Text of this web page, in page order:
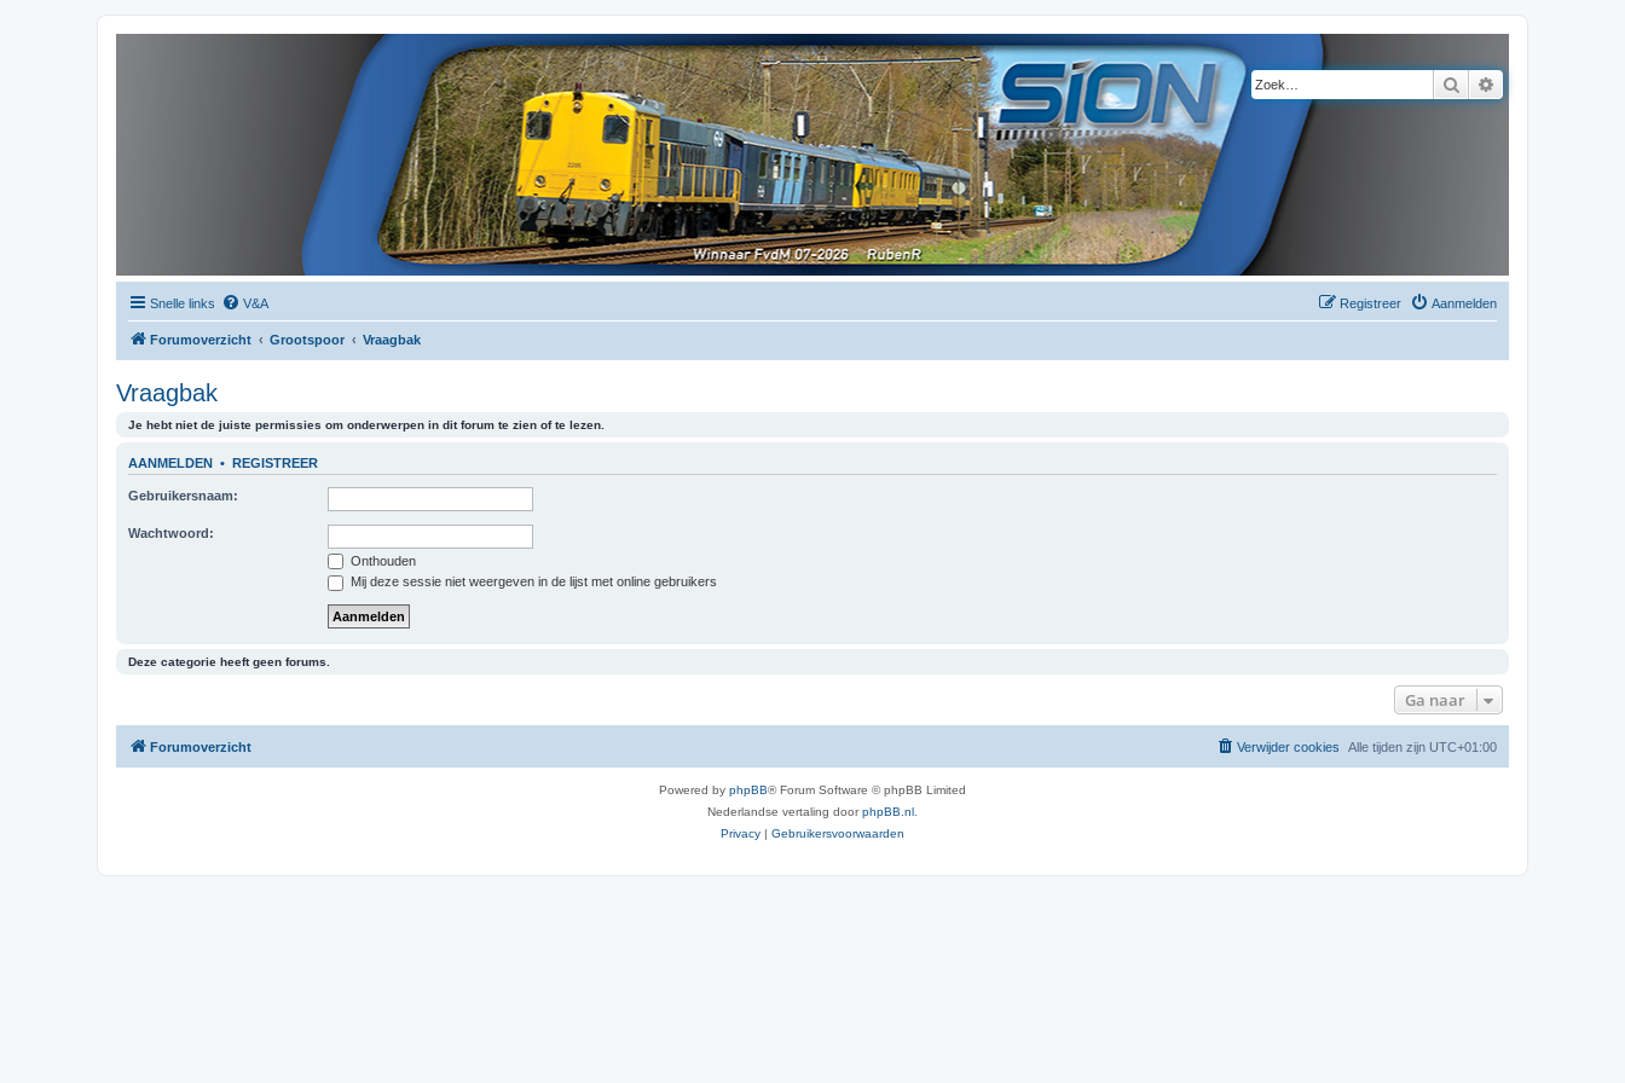
Zoek
Snelle links V&A Aanmelden
Registreer
Forumoverzicht Grootspoor Vraagbak
Vraagbak
Je hebt niet de juiste permissies om onderwerpen in dit forum te zien of te lezen.
AANMELDEN • REGISTREER
Gebruikersnaam:
Wachtwoord:
Onthouden
Mij deze sessie niet weergeven in de lijst met online gebruikers
Deze categorie heeft geen forums.
Ga naar
Forumoverzicht Alle tijden zijn UTC+01:00
Verwijder cookies
Powered by phpBB® Forum Software © phpBB Limited
Nederlandse vertaling doorphpBB.nl
Privacy | Gebruikersvoorwaarden